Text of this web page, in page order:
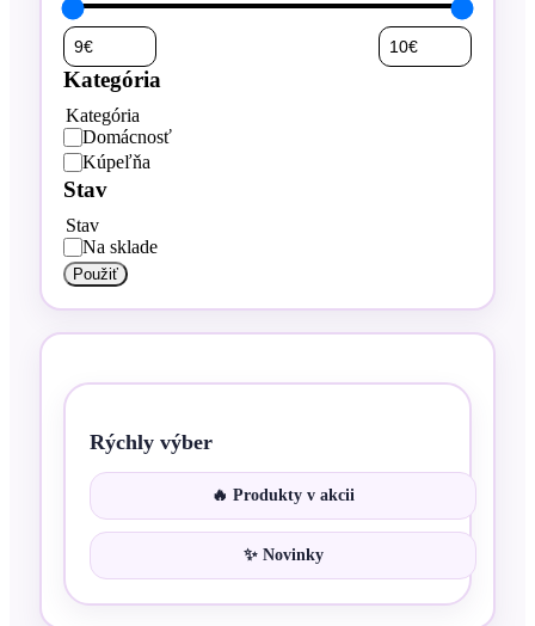
Kategória
Kategória
Domácnosť
Kúpeľňa
Stav
Stav
Na sklade
Použiť
Rýchly výber
🔥 Produkty v akcii
✨ Novinky